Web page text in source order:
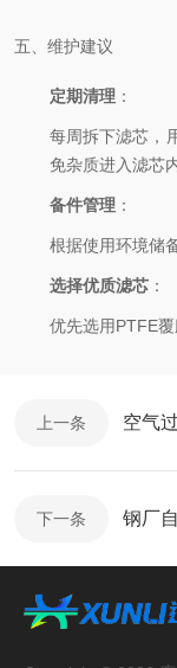
五、维护建议
定期清理 ：
每周拆下滤芯，
免杂质进入滤芯
备件管理 ：
根据使用环境储
选择优质滤芯 ：
优先选用PTFE
上一条 空气
下一条 钢厂